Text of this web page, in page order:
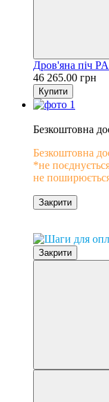
Дров'яна піч
46 265.00 грн
Купити
Безкоштовна
Безкоштовна
*не
не
Закрити
Закрити